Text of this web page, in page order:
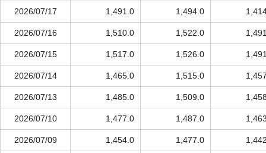
2026/07/17 1,491.0 1,494.0
2026/07/16 1,510.0 1,522.0
2026/07/15 1,517.0 1,526.0
2026/07/14 1,465.0 1,515.0
2026/07/13 1,485.0 1,509.0
2026/07/10 1,477.0 1,487.0
2026/07/09 1,454.0 1,477.0